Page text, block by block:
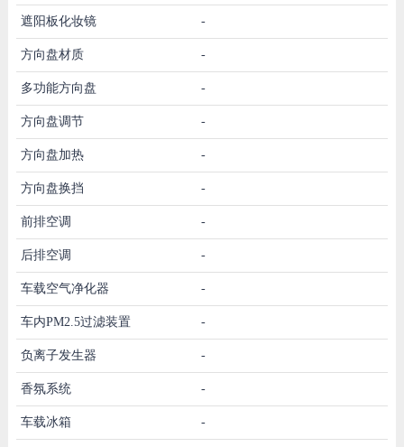
遮阳板化妆镜 -
方向盘材质 -
多功能方向盘 -
方向盘调节 -
方向盘加热 -
方向盘换挡 -
前排空调 -
后排空调 -
车载空气净化器 -
车内PM2.5过滤装置 -
负离子发生器 -
香氛系统 -
车载冰箱 -